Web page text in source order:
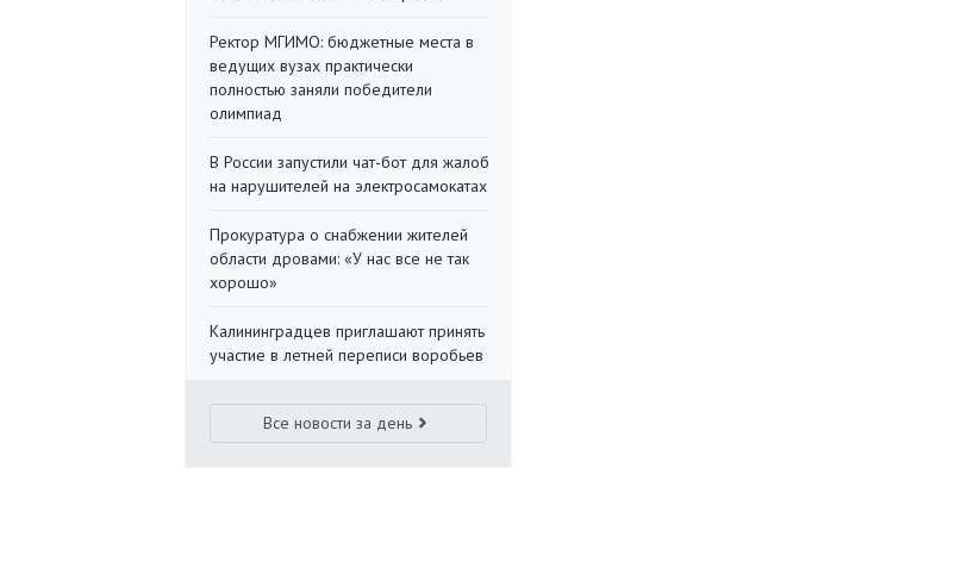
Ректор МГИМО: бюджетные места в
ведущих вузах практически
полностью заняли победители
олимпиад
В России запустили чат-бот для жалоб
на нарушителей на электросамокатах
Прокуратура о снабжении жителей
области дровами: «У нас все не так
хорошо»
Калининградцев приглашают принять
участие в летней переписи воробьев
Все новости за день